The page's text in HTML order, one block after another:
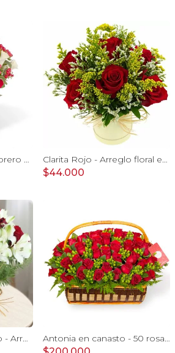
Antonia en Ánfora - Florero con 18 rosa blanco y rojo Clarita Rojo - Arreglo floral en sombrerero con rosas Rojo, limonium y vara de oro
$44.000
Agustina en sombrero - Arreglo 9 rosas rojo y astromelias Antonia en canasto - 50 rosas ecuatoriana rojo e hypericum